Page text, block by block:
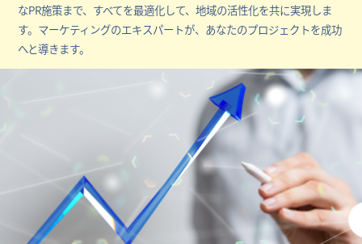
なPR施策まで、すべてを最適化して、地域の活性化を共に実現しま
す。マーケティングのエキスパートが、あなたのプロジェクトを成功
へと導きます。